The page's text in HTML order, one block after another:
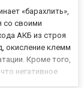
«барахлить»,
со своими
АКБ из строя
окисление клемм
Кроме того,
негативное